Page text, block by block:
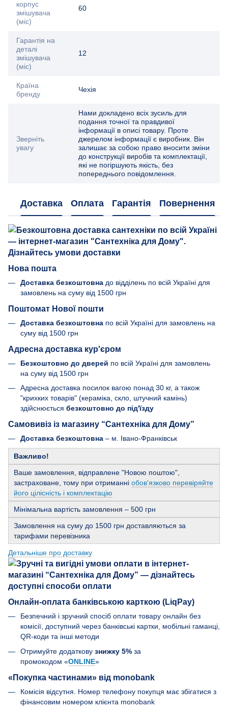
корпус
змішувача
(міс)
60
Гарантія на
деталі
змішувача
(міс)
12
Країна
бренду
Чехія
Зверніть
увагу
Нами докладено всіх зусиль для
подання точної та правдивої
інформації в описі товару. Проте
джерелом інформації є виробник. Він
залишає за собою право вносити зміни
до конструкції виробів та комплектації,
які не погіршують якість, без
попереднього повідомлення.
Доставка Оплата Гарантія Повернення
Нова пошта
Доставка безкоштовна до відділень по всій Україні для
замовлень на суму від 1500 грн
Поштомат Нової пошти
Доставка безкоштовна по всій Україні для замовлень на
суму від 1500 грн
Адресна доставка кур'єром
Безкоштовно до дверей по всій Україні для замовлень
на суму від 1500 грн
Адресна доставка посилок вагою понад 30 кг, а також
"крихких товарів" (кераміка, скло, штучний камінь)
здійснюється безкоштовно до під'їзду
Самовивіз із магазину “Сантехніка для Дому”
Доставка безкоштовна – м. Івано-Франківськ
Важливо!
Ваше замовлення, відправлене "Новою поштою",
застраховане, тому при отриманні обов'язково перевіряйте
його цілісність і комплектацію
Мінімальна вартість замовлення – 500 грн
Замовлення на суму до 1500 грн доставляються за
тарифами перевізника
Детальніше про доставку
Онлайн-оплата банківською карткою (LiqPay)
Безпечний і зручний спосіб оплати товару онлайн без
комісії, доступний через банківські картки, мобільні гаманці,
QR-коди та інші методи
Отримуйте додаткову знижку 5% за
промокодом «ONLINE»
«Покупка частинами» від monobank
Комісія відсутня. Номер телефону покупця має збігатися з
фінансовим номером клієнта monobank